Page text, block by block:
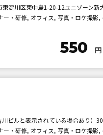
東淀川区東中島1-20-12ユニゾーン新
・研修, オフィス, 写真・ロケ撮影,
550
ビルと表示されている場合あり）
・研修, オフィス, 写真・ロケ撮影,